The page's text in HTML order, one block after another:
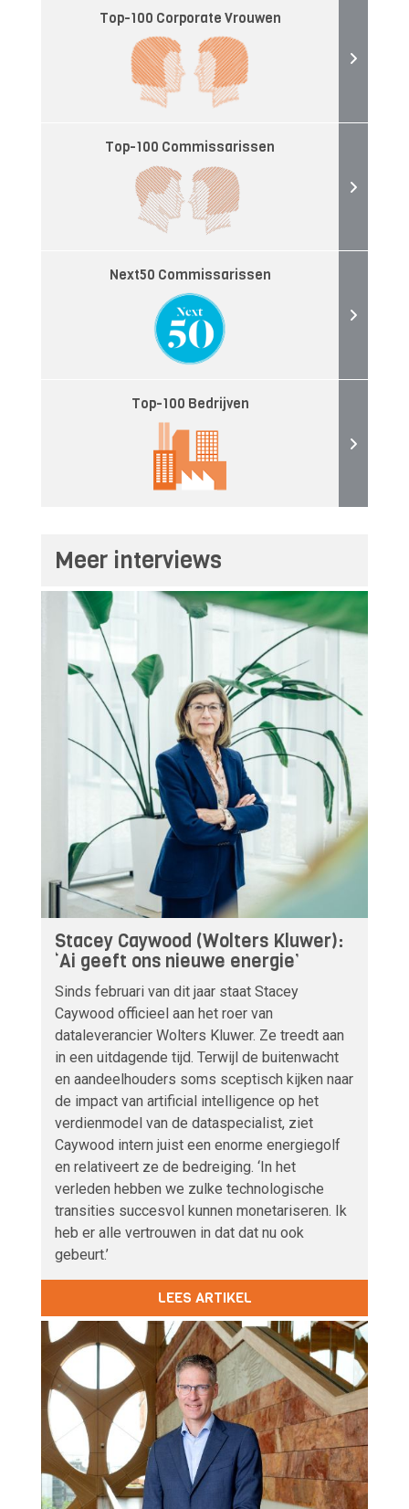
Top-100 Corporate Vrouwen
Top-100 Commissarissen
Next50 Commissarissen
Top-100 Bedrijven
Meer interviews
Stacey Caywood (Wolters Kluwer):
‘Ai geeft ons nieuwe energie’
Sinds februari van dit jaar staat Stacey
Caywood officieel aan het roer van
dataleverancier Wolters Kluwer. Ze treedt aan
in een uitdagende tijd. Terwijl de buitenwacht
en aandeelhouders soms sceptisch kijken naar
de impact van artificial intelligence op het
verdienmodel van de dataspecialist, ziet
Caywood intern juist een enorme energiegolf
en relativeert ze de bedreiging. ‘In het
verleden hebben we zulke technologische
transities succesvol kunnen monetariseren. Ik
heb er alle vertrouwen in dat dat nu ook
gebeurt.’
LEES ARTIKEL